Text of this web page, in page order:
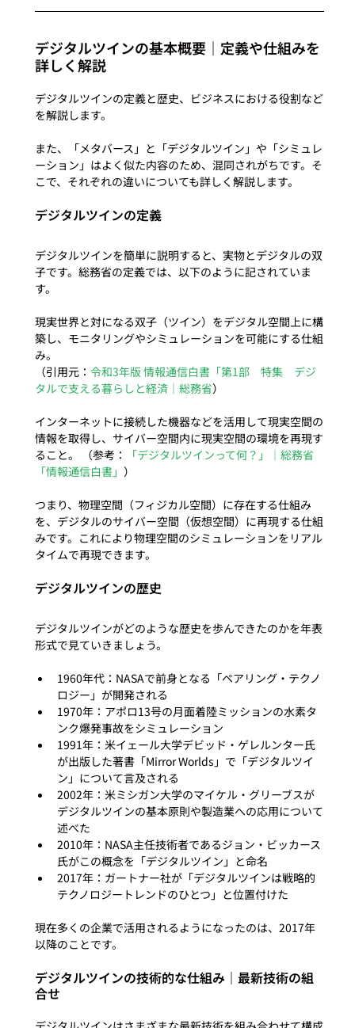
デジタルツインの基本概要｜定義や仕組みを
詳しく解説
デジタルツインの定義と歴史、ビジネスにおける役割など
を解説します。
また、「メタバース」と「デジタルツイン」や「シミュレ
ーション」はよく似た内容のため、混同されがちです。そ
デジタルツインの定義
デジタルツインを簡単に説明すると、実物とデジタルの双
子です。総務省の定義では、以下のように記されていま
現実世界と対になる双子（ツイン）をデジタル空間上に構
築し、モニタリングやシミュレーションを可能にする仕組
み。
（引用元： 令和3年版 情報通信白書「第1部　特集　デジ
タルで支える暮らしと経済｜総務省）
インターネットに接続した機器などを活用して現実空間の
情報を取得し、サイバー空間内に現実空間の環境を再現す
ること。 （参考：
「デジタルツインって何？」｜総務省
「情報通信白書」 ）
つまり、物理空間（フィジカル空間）に存在する仕組み
を、デジタルのサイバー空間（仮想空間）に再現する仕組
みです。これにより物理空間のシミュレーションをリアル
デジタルツインの歴史
デジタルツインがどのような歴史を歩んできたのかを年表
1960年代：NASAで前身となる「ペアリング・テクノ
ロジー」が開発される
1970年：アポロ13号の月面着陸ミッションの水素タ
ンク爆発事故をシミュレーション
1991年：米イェール大学デビッド・ゲレルンター氏
が出版した著書「Mirror Worlds」で「デジタルツイ
ン」について言及される
2002年：米ミシガン大学のマイケル・グリーブスが
デジタルツインの基本原則や製造業への応用について
述べた
2010年：NASA主任技術者であるジョン・ビッカース
氏がこの概念を「デジタルツイン」と命名
2017年：ガートナー社が「デジタルツインは戦略的
テクノロジートレンドのひとつ」と位置付けた
現在多くの企業で活用されるようになったのは、2017年
デジタルツインの技術的な仕組み｜最新技術の組
合せ